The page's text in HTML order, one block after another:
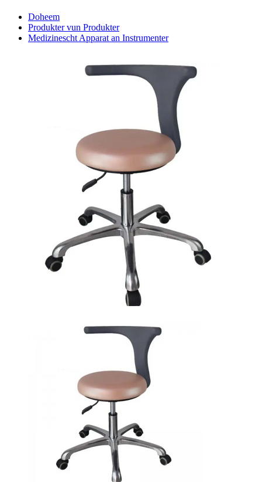
Doheem
Produkter vun Produkter
Medizinescht Apparat an Instrumenter